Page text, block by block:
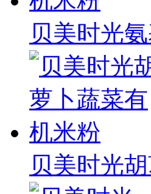
贝美时光
贝美时光